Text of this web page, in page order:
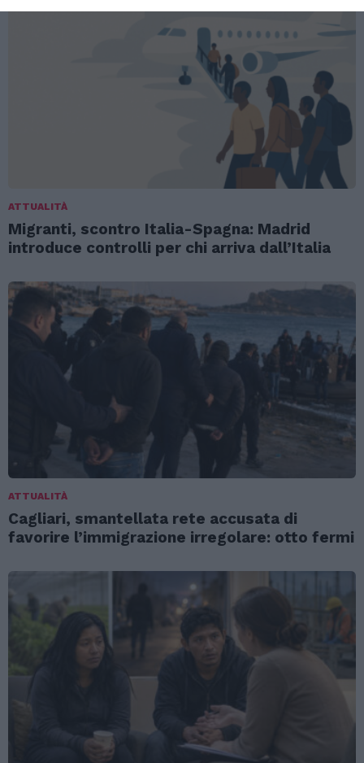
ATTUALITÀ
Migranti, scontro Italia-Spagna: Madrid
introduce controlli per chi arriva dall’Italia
ATTUALITÀ
Cagliari, smantellata rete accusata di
favorire l’immigrazione irregolare: otto fermi